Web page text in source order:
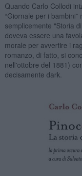
Quando Carlo Collodi
“Giornale per i
semplicemente "Storia
doveva essere una
morale per avvertire i
romanzo, di fatto, si
nell'ottobre del 1881)
decisamente dark.